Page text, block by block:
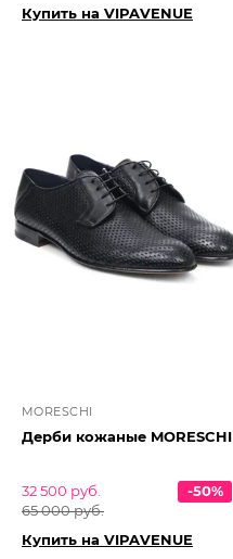
Купить на VIPAVENUE
MORESCHI
Дерби кожаные MORESCHI
32 500 руб.
65 000 руб.
-50%
Купить на VIPAVENUE